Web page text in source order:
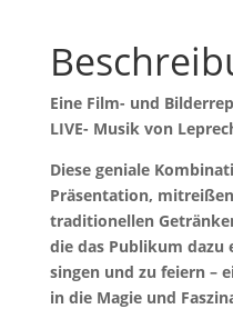
Eine Film- und
LIVE- Musik von
Diese geniale
Präsentation,
traditionellen
die das Publikum dazu
singen und zu feiern –
in die Magie und